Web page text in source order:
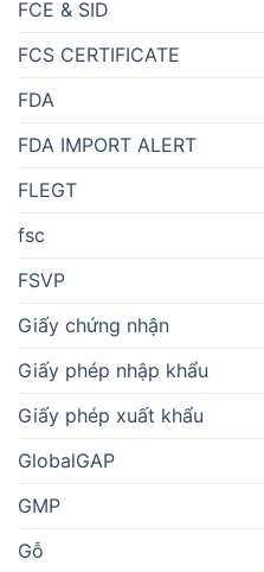
FCE & SID
FCS CERTIFICATE
FDA
FDA IMPORT ALERT
FLEGT
fsc
FSVP
Giấy chứng nhận
Giấy phép nhập khẩu
Giấy phép xuất khẩu
GlobalGAP
GMP
Gỗ